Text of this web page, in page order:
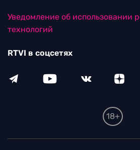
Уведомление об использовании
технологий
RTVI в соцсетях
18+